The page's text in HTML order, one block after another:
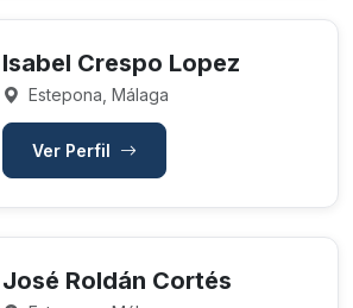
Isabel Crespo Lopez
Estepona, Málaga
Ver Perfil
José Roldán Cortés